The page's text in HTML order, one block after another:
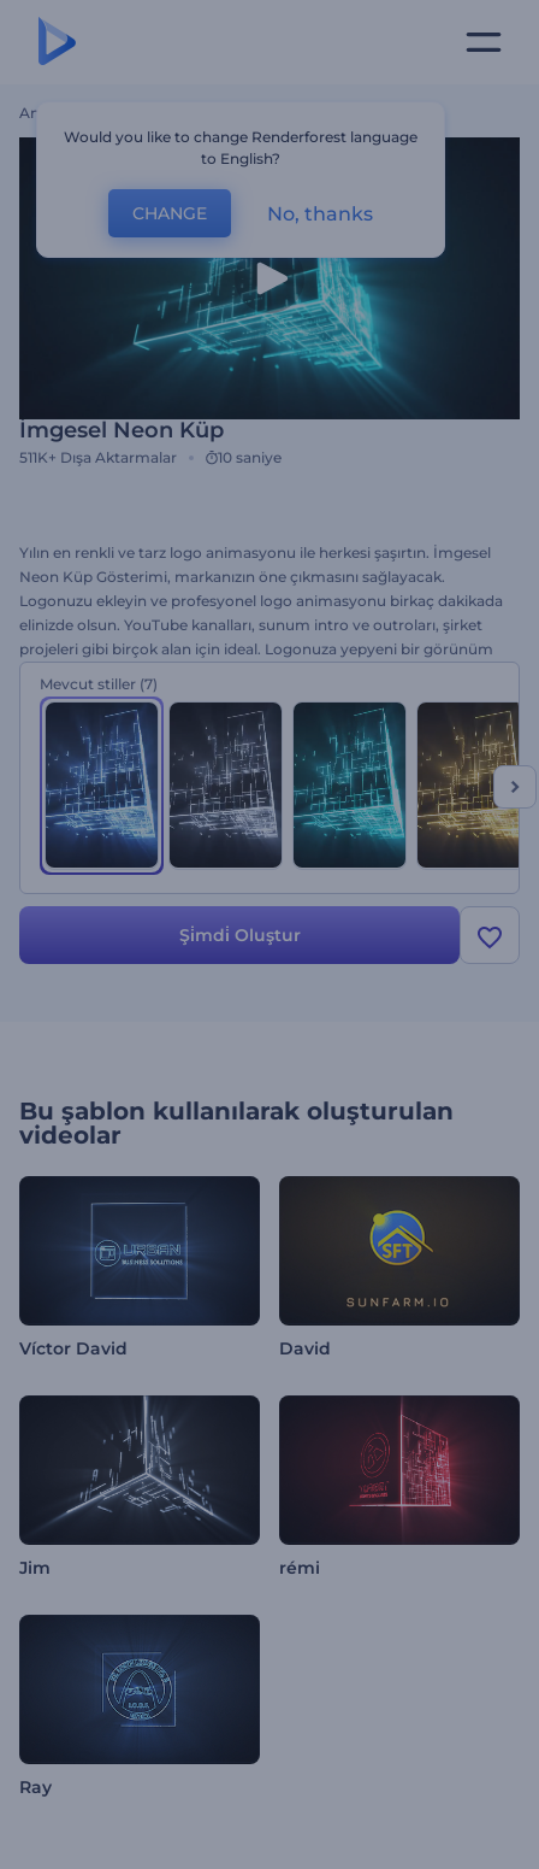
Ana Sayfa
İmgesel Neon Küp
511K+ Dışa Aktarmalar 10 saniye
Yılın en renkli ve tarz logo animasyonu ile herkesi şaşırtın. İmgesel
Neon Küp Gösterimi, markanızın öne çıkmasını sağlayacak.
Logonuzu ekleyin ve profesyonel logo animasyonu birkaç dakikada
elinizde olsun. YouTube kanalları, sunum intro ve outroları, şirket
projeleri gibi birçok alan için ideal. Logonuza yepyeni bir görünüm
Mevcut stiller (7)
Şi̇mdi̇ Oluştur
Bu şablon kullanılarak oluşturulan
videolar
Víctor David David
Jim rémi
Ray
Would you like to change Renderforest language
to English?
CHANGE No, thanks